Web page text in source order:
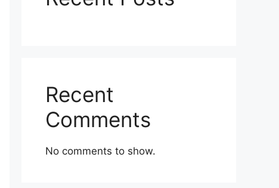
Recent
Comments
No comments to show.